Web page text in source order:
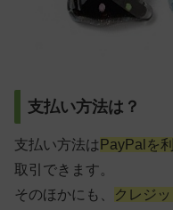
支払い方法は？
支払い方法は PayPalを
取引できます。
そのほかにも、
クレジ